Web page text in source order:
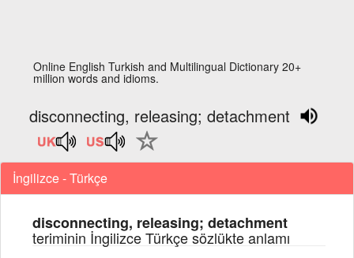
Online English Turkish and Multilingual Dictionary 20+
million words and idioms.
disconnecting, releasing; detachment
İngilizce - Türkçe
disconnecting, releasing; detachment
teriminin İngilizce Türkçe sözlükte anlamı